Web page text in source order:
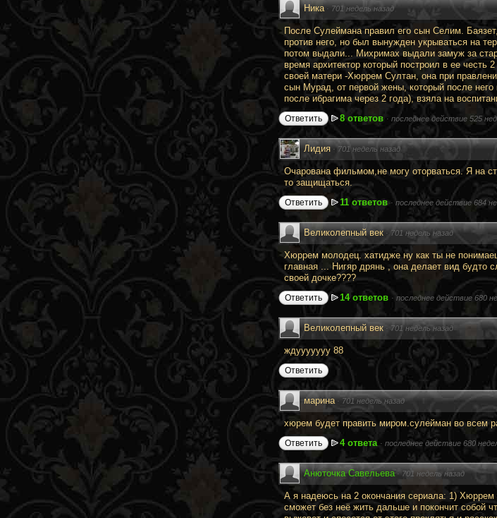
Ника · 701 недель назад
После Сулеймана правил его сын Селим.
против него, но был вынужден укрываться на
потом выдали... Михримах выдали замуж за
время архитектор который построил в ее
своей матери -Хюррем Султан, она при
сын Мурад, от первой жены, который после
после ибрагима через 2 года), взяла на
Ответить 8 ответов · последнее действие 525
Лидия ·701 недель назад
Очарована фильмом,не могу оторваться. Я на
то защищаться.
Ответить 11 ответов· последнее действие 684
Великолепный век · 701 недель назад
Хюррем молодец. хатидже ну как ты не
главная ... Нигяр дрянь , она делает вид
своей дочке????
Ответить 14 ответов · последнее действие 680
Великолепный век · 701 недель назад
ждууууууу 88
Ответить
марина · 701 недель назад
хюрем будет править миром.сулейман во всем
Ответить 4 ответа · последнее действие 680
Анюточка Савельева ·701 недель назад
А я надеюсь на 2 окончания сериала: 1) Хюррем
сможет без неё жить дальше и покончит собой